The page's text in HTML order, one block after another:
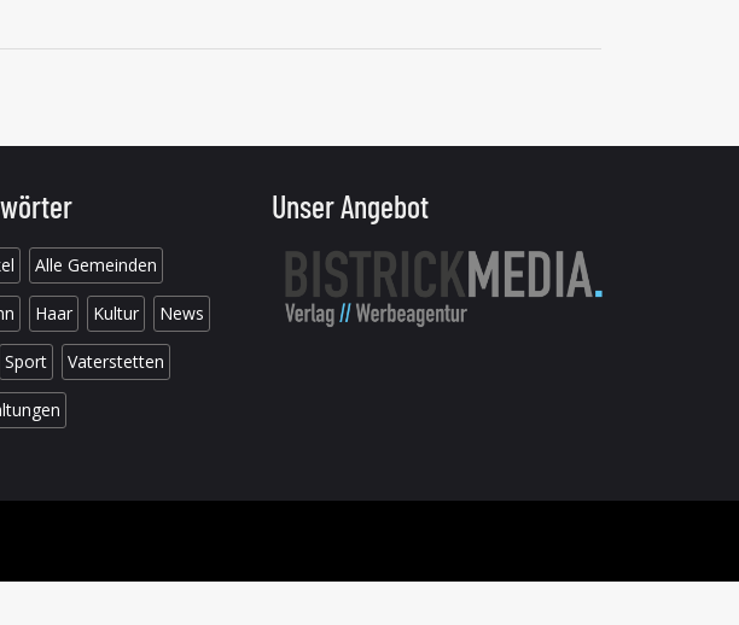
Alle Gemeinden
Haar Kultur News
Sport Vaterstetten
Unser Angebot